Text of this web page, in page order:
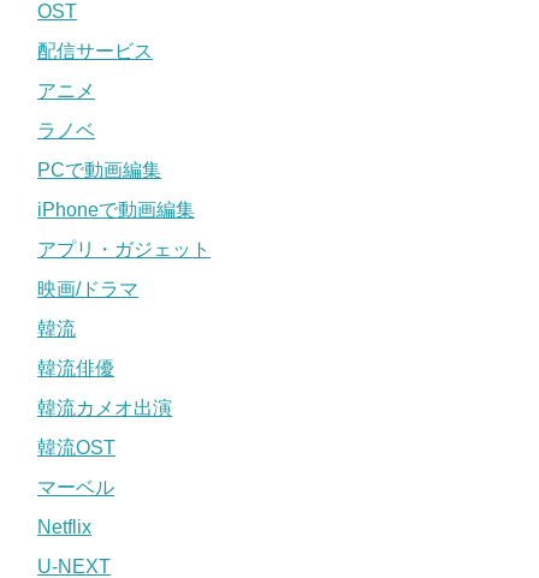
OST
配信サービス
アニメ
ラノベ
PCで動画編集
iPhoneで動画編集
アプリ・ガジェット
映画/ドラマ
韓流
韓流俳優
韓流カメオ出演
韓流OST
マーベル
Netflix
U-NEXT